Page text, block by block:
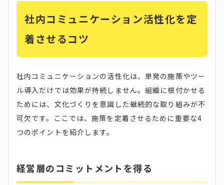
社内コミュニケーション活性化を定
着させるコツ
社内コミュニケーションの活性化は、単発の施策やツー
ル導入だけでは効果が持続しません。組織に根付かせる
ためには、文化づくりを意識した継続的な取り組みが不
可欠です。ここでは、施策を定着させるために重要な4
つのポイントを紹介します。
経営層のコミットメントを得る